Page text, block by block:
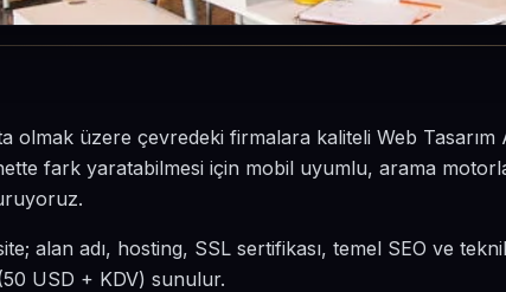
olmak üzere çevredeki firmalara kaliteli Web Tasarım
fark yaratabilmesi için mobil uyumlu, arama
alan adı, hosting, SSL sertifikası, temel SEO ve
USD + KDV) sunulur.